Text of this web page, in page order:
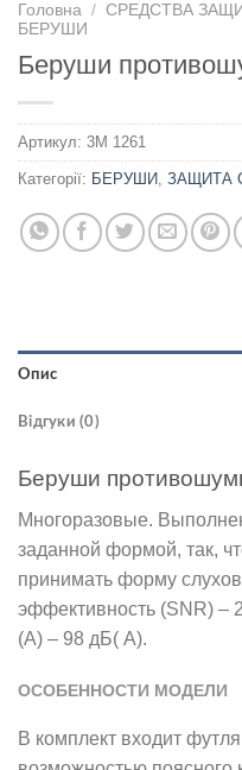
Головна / СРЕДСТВА
БЕРУШИ
Беруши
Артикул: 3M 1261
Категорії: БЕРУШИ, ЗАЩИТА
Опис
Відгуки (0)
Беруши
Многоразовые.
заданной формой, так,
принимать форму
эффективность (SNR) –
(A) – 98 дБ( A).
ОСОБЕННОСТИ МОДЕЛИ
В комплект входит